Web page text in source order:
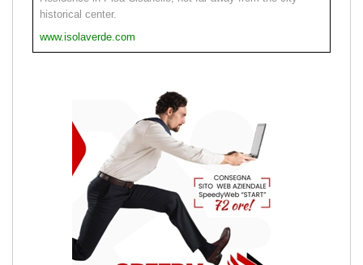
historical center.
www.isolaverde.com